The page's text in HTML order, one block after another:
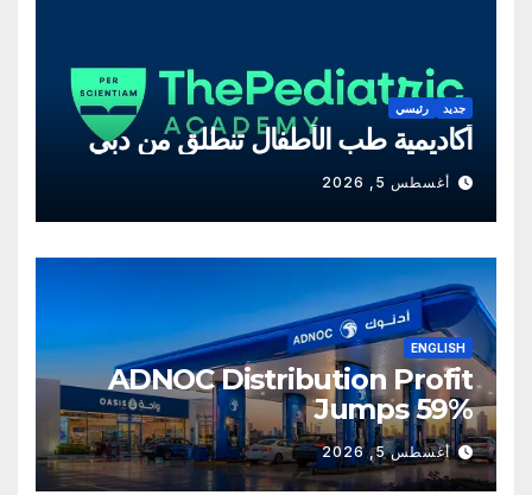
جديد رئيسي
أكاديمية طب الأطفال تنطلق من دبي
أغسطس 5, 2026
ENGLISH
ADNOC Distribution Profit
Jumps 59%
أغسطس 5, 2026